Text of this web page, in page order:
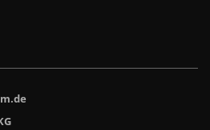
provide social media features and